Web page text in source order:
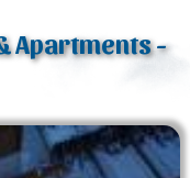
Apartments -